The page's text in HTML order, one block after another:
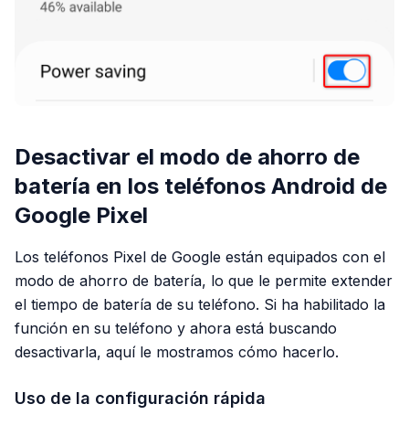
Desactivar el modo de ahorro de
batería en los teléfonos Android de
Google Pixel
Los teléfonos Pixel de Google están equipados con el
modo de ahorro de batería, lo que le permite extender
el tiempo de batería de su teléfono. Si ha habilitado la
función en su teléfono y ahora está buscando
desactivarla, aquí le mostramos cómo hacerlo.
Uso de la configuración rápida